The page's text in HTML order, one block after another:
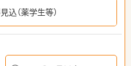
込（薬学生等）